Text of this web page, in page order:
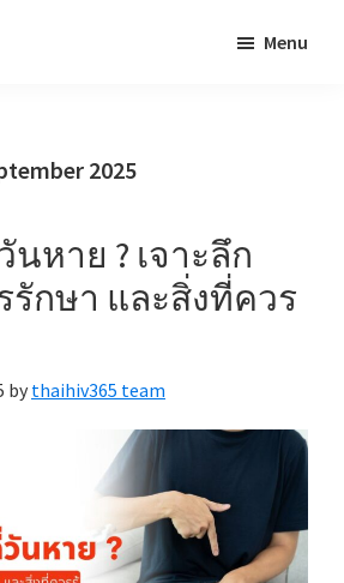
Menu
2025
หาย ? เจาะลึก
รักษา และสิ่งที่ควร
by thaihiv365 team